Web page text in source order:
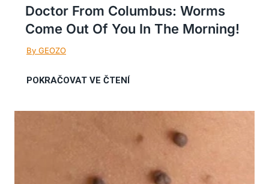
Doctor From Columbus: Worms
Come Out Of You In The Morning!